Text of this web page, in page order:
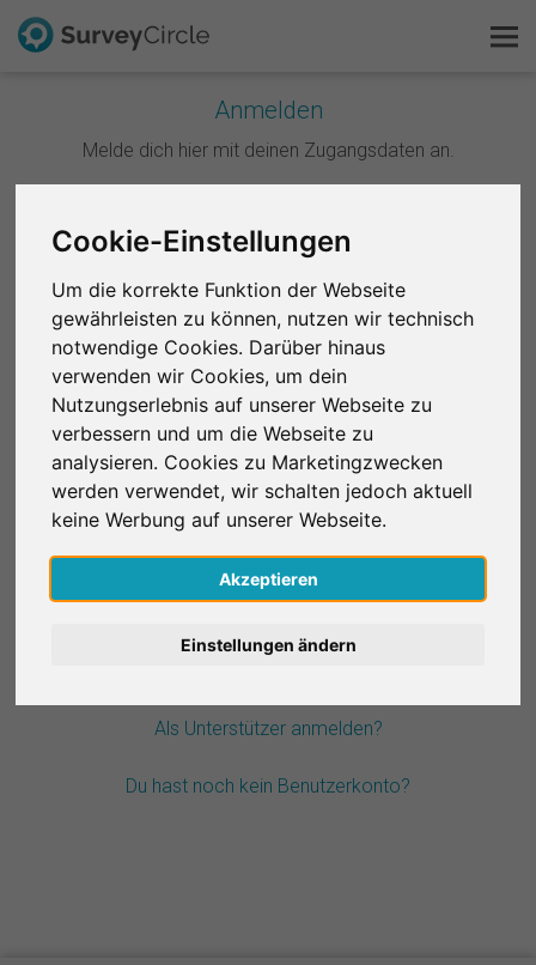
Cookie-Einstellungen
Um die korrekte Funktion der Webseite
gewährleisten zu können, nutzen wir technisch
notwendige Cookies. Darüber hinaus
verwenden wir Cookies, um dein
Nutzungserlebnis auf unserer Webseite zu
verbessern und um die Webseite zu
analysieren. Cookies zu Marketingzwecken
werden verwendet, wir schalten jedoch aktuell
keine Werbung auf unserer Webseite.
Akzeptieren
Einstellungen ändern
Anmelden
Melde dich hier mit deinen Zugangsdaten an.
Weiter mit Google
Weiter mit Facebook
ODER
E-Mail
Passwort*
Passwort vergessen?
Als Unterstützer anmelden?
Du hast noch kein Benutzerkonto?
Das ist SurveyCircle
FAQ
Kostenlos registrieren
Anmelden
Nederlands